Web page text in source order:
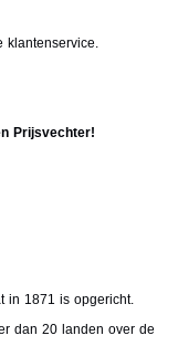
klantenservice.
Prijsvechter!
in 1871 is opgericht.
dan 20 landen over de